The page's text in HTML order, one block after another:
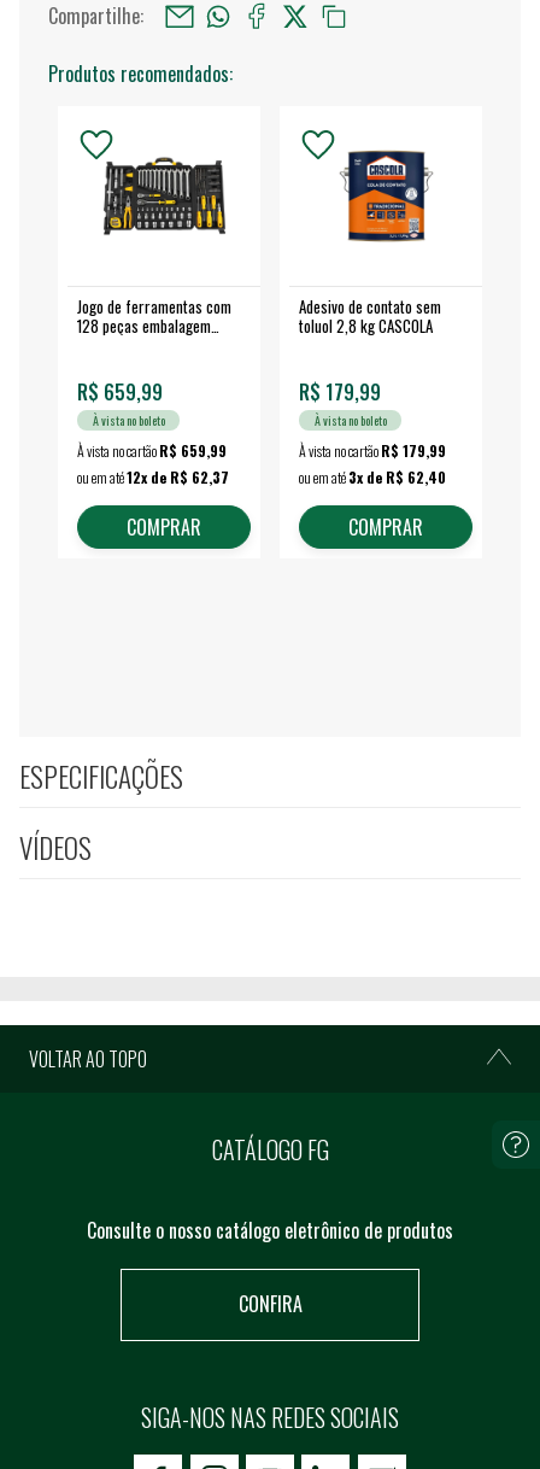
Compartilhe:
Produtos recomendados:
Jogo de ferramentas com
128 peças embalagem
R$ 659,99
À vista no boleto
À vista no cartãoR$ 659,99
ou em até12x de R$ 62,37
COMPRAR
Adesivo de contato sem
toluol 2,8 kg CASCOLA
R$ 179,99
À vista no boleto
À vista no cartãoR$ 179,99
ou em até3x de R$ 62,40
COMPRAR
ESPECIFICAÇÕES
VÍDEOS
VOLTAR AO TOPO
CATÁLOGO FG
Consulte o nosso catálogo eletrônico de produtos
CONFIRA
SIGA-NOS NAS REDES SOCIAIS